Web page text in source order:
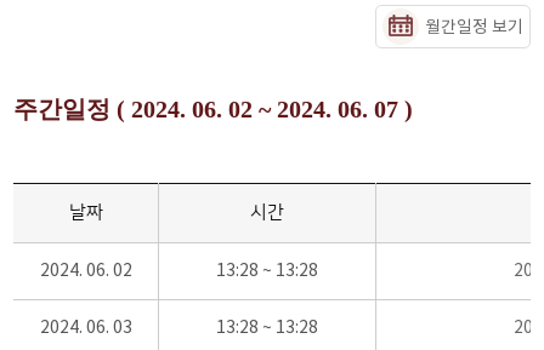
월간일정 보기
주간일정 ( 2024. 06. 02 ~ 2024. 06. 07 )
날짜 시간
2024. 06. 02 13:28 ~ 13:28
2024. 06. 03 13:28 ~ 13:28